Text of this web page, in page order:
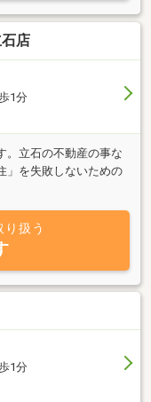
店
1分
。立石の不動産の事な
」を失敗しないための
扱う
1分